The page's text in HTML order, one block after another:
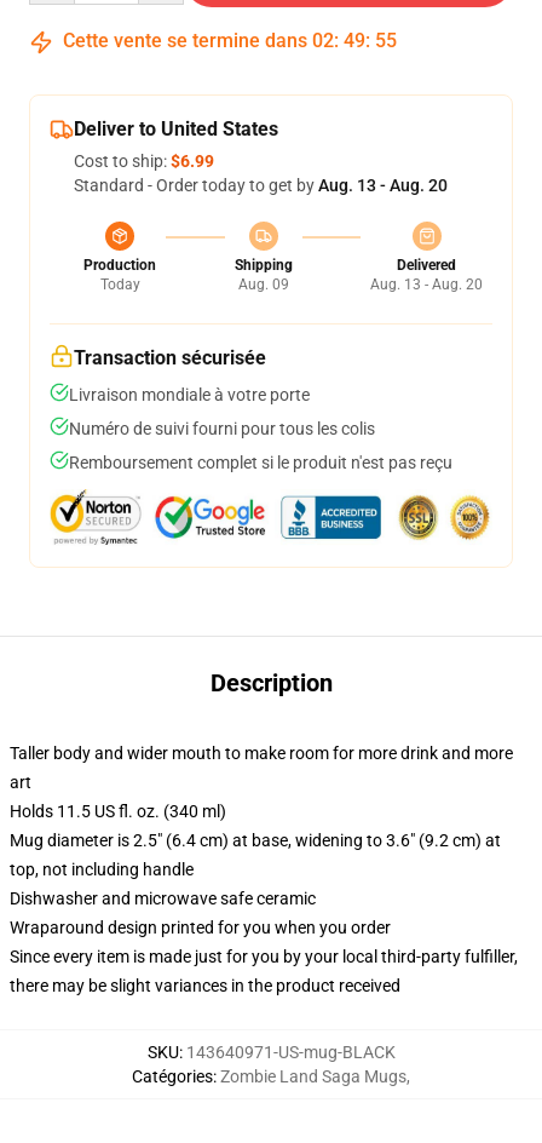
Cette vente se termine dans 02: 49: 55
Deliver to United States
Cost to ship:$6.99
Standard - Order today to get byAug. 13 - Aug. 20
Production
Today
Shipping
Aug. 09
Delivered
Aug. 13 - Aug. 20
Transaction sécurisée
Livraison mondiale à votre porte
Numéro de suivi fourni pour tous les colis
Remboursement complet si le produit n'est pas reçu
Description
Taller body and wider mouth to make room for more drink and more
art
Holds 11.5 US fl. oz. (340 ml)
Mug diameter is 2.5" (6.4 cm) at base, widening to 3.6" (9.2 cm) at
top, not including handle
Dishwasher and microwave safe ceramic
Wraparound design printed for you when you order
Since every item is made just for you by your local third-party fulfiller,
there may be slight variances in the product received
SKU: 143640971-US-mug-BLACK
Catégories:Zombie Land Saga Mugs,